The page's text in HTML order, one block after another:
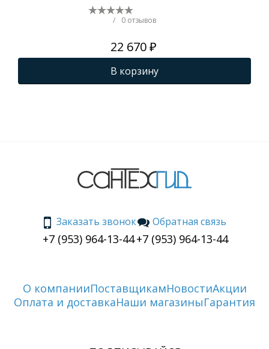
/ 0 отзывов
22 670 ₽
В корзину
Заказать звонок
+7 (953) 964-13-44
Обратная связь
+7 (953) 964-13-44
О компанииПоставщикамНовостиАкции
Оплата и доставкаНаши магазиныГарантия